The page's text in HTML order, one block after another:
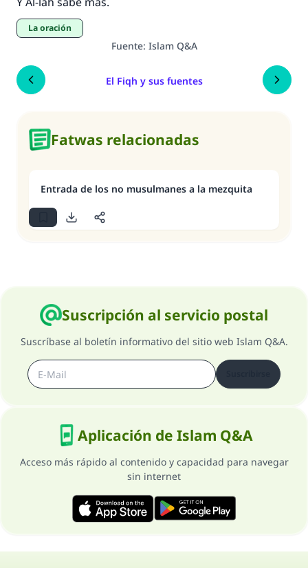
La oración
Fuente: Islam Q&A
El Fiqh y sus fuentes
Fatwas relacionadas
Entrada de los no musulmanes a la mezquita
Suscripción al servicio postal
Suscríbase al boletín informativo del sitio web Islam Q&A.
Aplicación de Islam Q&A
Acceso más rápido al contenido y capacidad para navegar
sin internet